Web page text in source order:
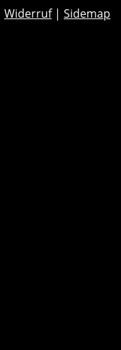
Widerruf| Sidemap